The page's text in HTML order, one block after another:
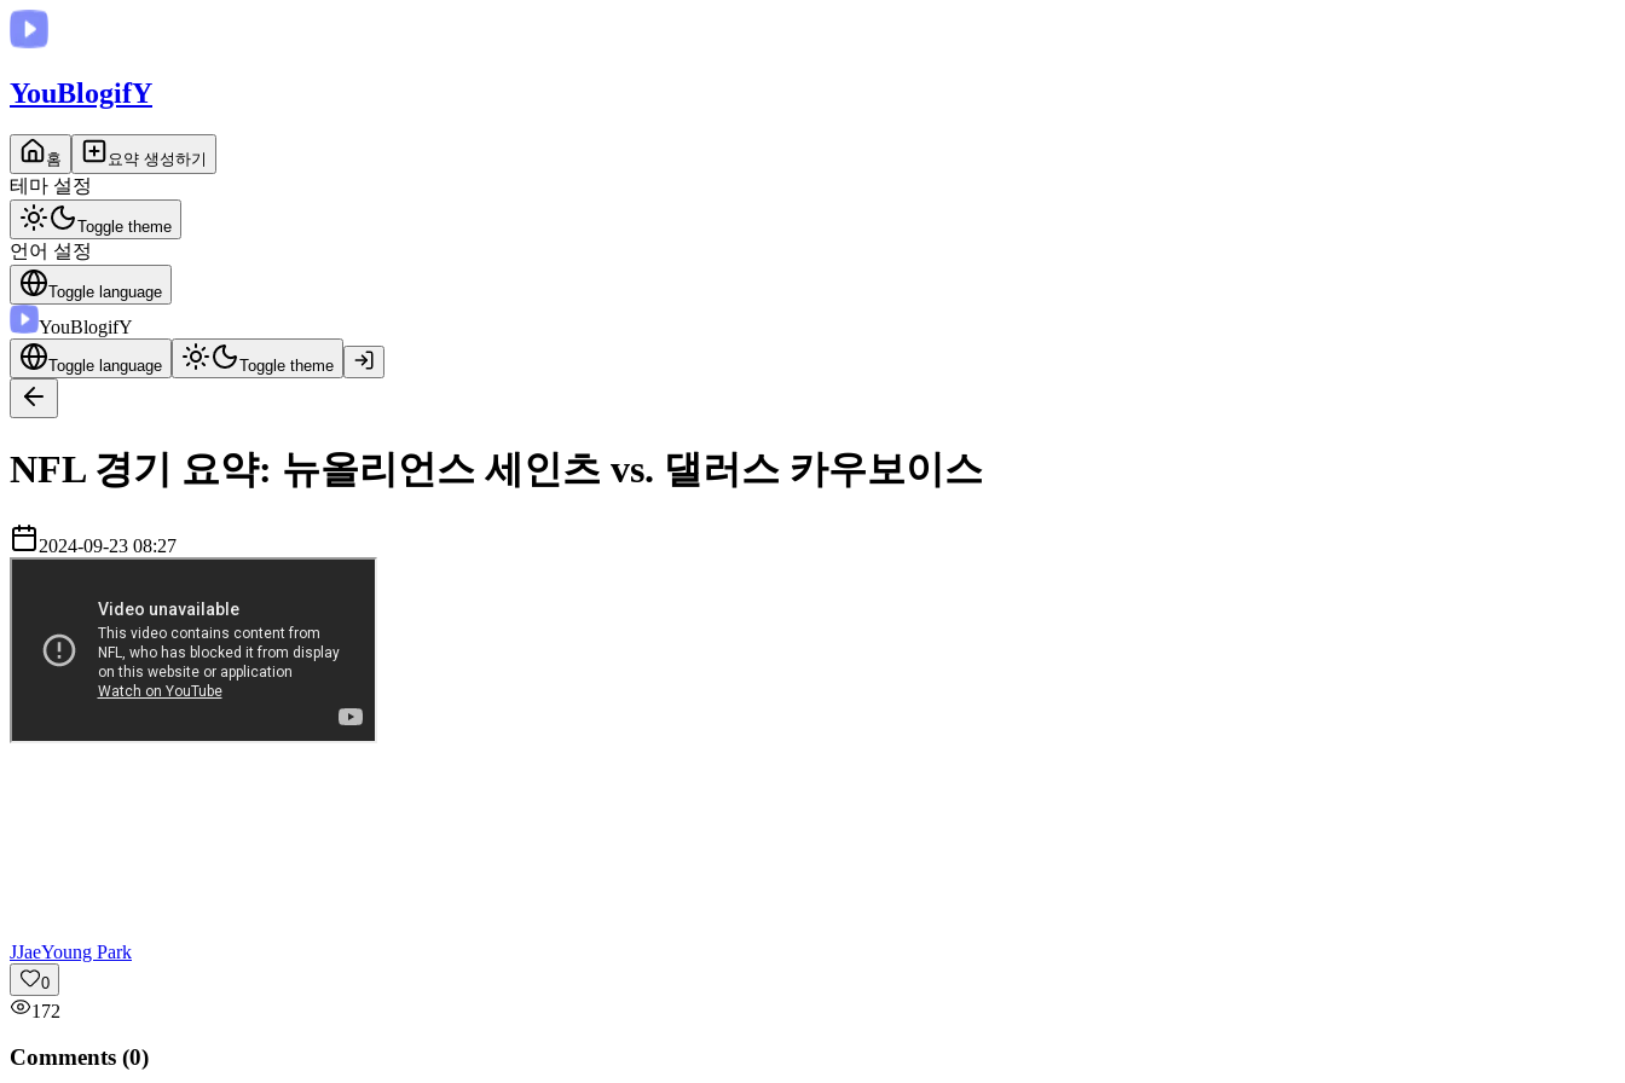
YouBlogifY
홈 요약 생성하기
테마 설정
Toggle theme
언어 설정
Toggle language
YouBlogifY
Toggle language Toggle theme
NFL 경기 요약: 뉴올리언스 세인츠 vs. 댈러스 카우보이스
2024-09-23 08:27
JJaeYoung Park
0
172
Comments (0)